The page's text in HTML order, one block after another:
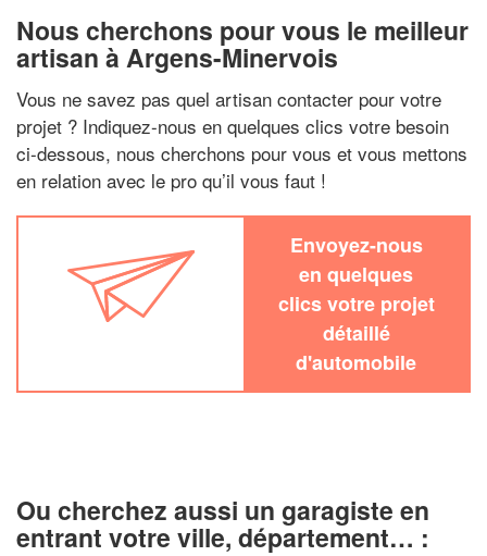
Nous cherchons pour vous le meilleur
artisan à Argens-Minervois
Vous ne savez pas quel artisan contacter pour votre
projet ? Indiquez-nous en quelques clics votre besoin
ci-dessous, nous cherchons pour vous et vous mettons
en relation avec le pro qu’il vous faut !
Envoyez-nous
en quelques
clics votre projet
détaillé
d'automobile
Ou cherchez aussi un garagiste en
entrant votre ville, département… :